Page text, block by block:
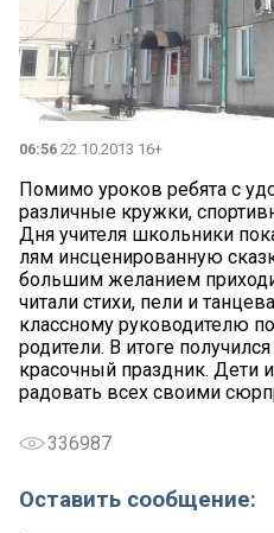
06:56 22.10.2013 16+
Помимо уро­ков ребята с
раз­личные круж­ки,
Дня учи­теля школьники
лям инсцениро­ванную
большим желанием
чита­ли стихи, пели и
классному руководителю
родители. В итоге
красочный праздник. Дети
радовать всех своими
336987
Оставить сообщение: